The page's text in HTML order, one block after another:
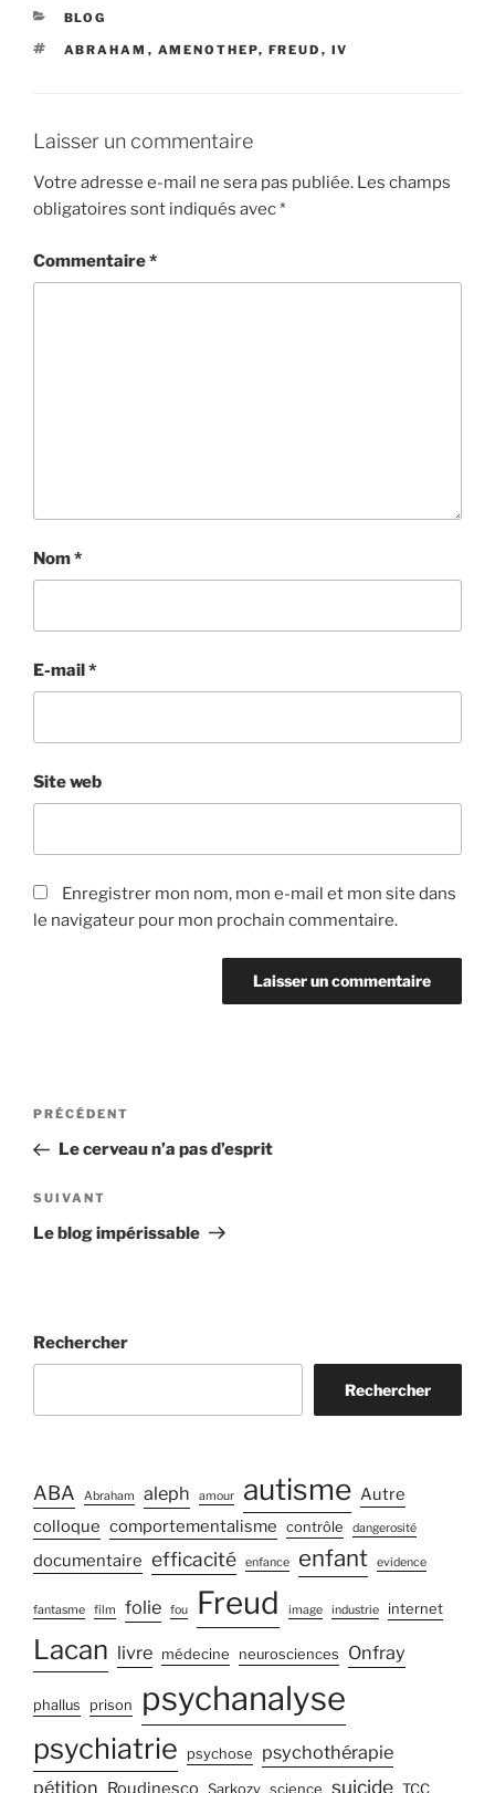
CATÉGORIES
BLOG
ÉTIQUETTES
ABRAHAM , AMENOTHEP, FREUD , IV
Laisser un commentaire
Votre adresse e-mail ne sera pas publiée. Les champs
obligatoires sont indiqués avec*
Commentaire*
Nom*
E-mail*
Site web
Enregistrer mon nom, mon e-mail et mon site dans
le navigateur pour mon prochain commentaire.
Navigation
l’article
Article
précédent
PRÉCÉDENT
Le cerveau n’a pas d’esprit
Article
suivant
SUIVANT
Le blog impérissable
Rechercher
Rechercher
ABA Abraham aleph amour autisme Autre
colloque comportementalisme contrôle dangerosité
documentaire efficacité enfance enfant evidence
fantasme film folie fou Freud image industrie internet
Lacan livre médecine neurosciences Onfray
phallus prison psychanalyse
psychiatrie psychose
psychothérapie
pétition Roudinesco Sarkozy science suicide TCC